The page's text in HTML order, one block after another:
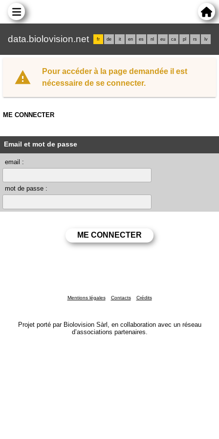
data.biolovision.net fr de it en es nl eu ca pl rs lv
Pour accéder à la page demandée il est
nécessaire de se connecter.
ME CONNECTER
Email et mot de passe
email :
mot de passe :
Mentions légales Contacts Crédits
Projet porté par Biolovision Sàrl, en collaboration avec un réseau
d’associations partenaires.